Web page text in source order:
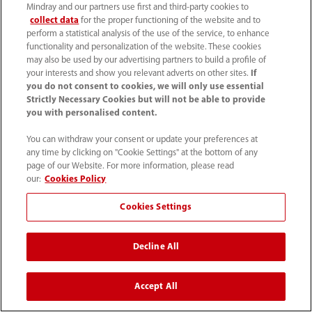
Creemos firmemente que a través de esfuerzos
colectivos podemos garantizar que más
corazones en todo el mundo reciban tratamiento
oportuno frente a las enfermedades
disfruten de una mejor salud.
Productos
Mindray and our partners use first and third-party cookies to
collect data for the proper functioning of the website and to
perform a statistical analysis of the use of the service, to enhance
functionality and personalization of the website. These cookies
may also be used by our advertising partners to build a profile of
your interests and show you relevant adverts on other sites.
If
you do not consent to cookies, we will only use essential
Strictly Necessary Cookies but will not be able to provide
you with personalised content.
You can withdraw your consent or update your preferences at
any time by clicking on "Cookie Settings" at the bottom of any
page of our Website. For more information, please read
our: Cookies Policy
Cookies Settings
Decline All
Accept All